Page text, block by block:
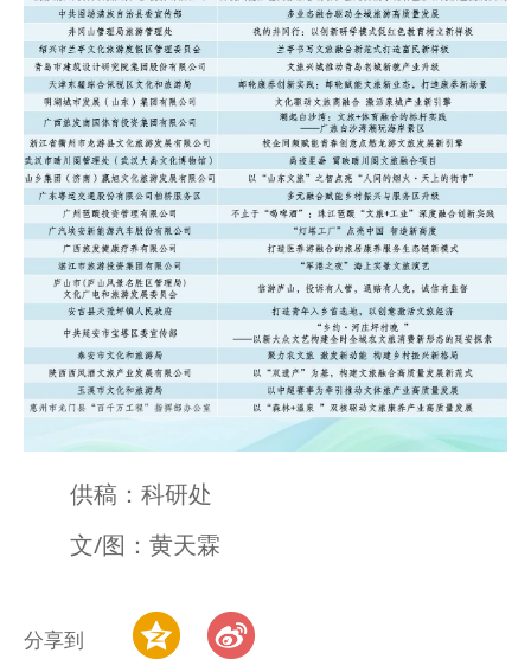
供稿：科研处
文/图：黄天霖
分享到